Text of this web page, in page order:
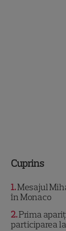
Cuprins
1 Mesajul
în Monaco
2 Prima
participarea